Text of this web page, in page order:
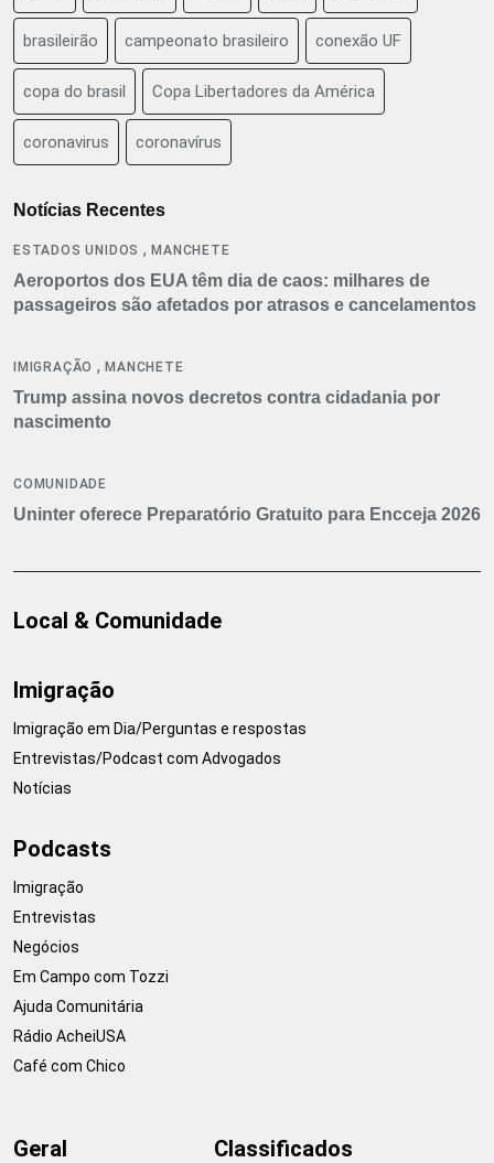
brasileirão campeonato brasileiro conexão UF
copa do brasil Copa Libertadores da América
coronavirus coronavírus
Notícias Recentes
ESTADOS UNIDOS ,MANCHETE
Aeroportos dos EUA têm dia de caos: milhares de
passageiros são afetados por atrasos e cancelamentos
IMIGRAÇÃO ,MANCHETE
Trump assina novos decretos contra cidadania por
nascimento
COMUNIDADE
Uninter oferece Preparatório Gratuito para Encceja 2026
Local & Comunidade
Imigração
Imigração em Dia/Perguntas e respostas
Entrevistas/Podcast com Advogados
Notícias
Podcasts
Imigração
Entrevistas
Negócios
Em Campo com Tozzi
Ajuda Comunitária
Rádio AcheiUSA
Café com Chico
Geral Classificados